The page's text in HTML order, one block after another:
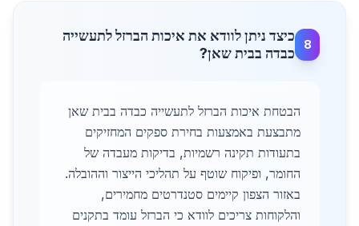
8
כיצד ניתן לוודא את איכות הברזל לתעשייה
כבדה בבית שאן?
הבטחת איכות הברזל לתעשייה כבדה בבית שאן
מתבצעת באמצעות בחירת ספקים המחזיקים
בתעודות תקינה רשמיות, בדיקות מעבדה של
החומר, ופיקוח שוטף על תהליכי הייצור וההובלה.
באזור הצפון קיימים סטנדרטים מחמירים,
והלקוחות צריכים לוודא כי הברזל עומד בתקנים